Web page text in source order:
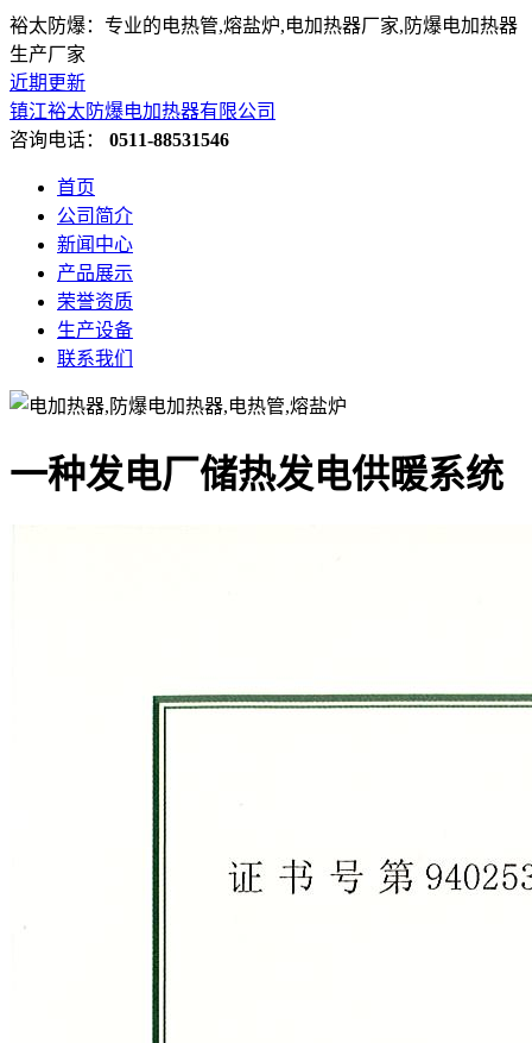
裕太防爆：专业的电热管,熔盐炉,电加热器厂家,防爆电加热器
生产厂家
近期更新
镇江裕太防爆电加热器有限公司
咨询电话： 0511-88531546
首页
公司简介
新闻中心
产品展示
荣誉资质
生产设备
联系我们
一种发电厂储热发电供暖系统